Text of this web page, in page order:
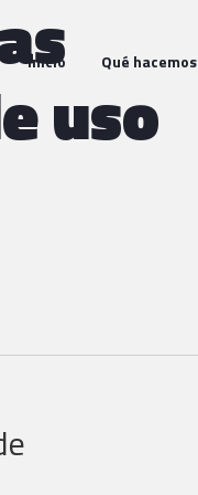
Inicio Qué hacemos
uso